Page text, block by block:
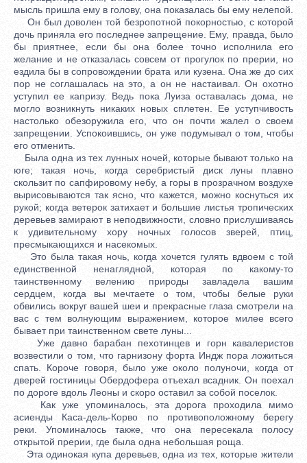
мысль пришла ему в голову, она показалась бы ему нелепой.
Он был доволен той безропотной покорностью, с которой
дочь приняла его последнее запрещение. Ему, правда, было
бы приятнее, если бы она более точно исполнила его
желание и не отказалась совсем от прогулок по прерии, но
ездила бы в сопровождении брата или кузена. Она же до сих
пор не соглашалась на это, а он не настаивал. Он охотно
уступил ее капризу. Ведь пока Луиза оставалась дома, не
могло возникнуть никаких новых сплетен. Ее уступчивость
настолько обезоружила его, что он почти жалел о своем
запрещении. Успокоившись, он уже подумывал о том, чтобы
его отменить.
Была одна из тех лунных ночей, которые бывают только на
юге; такая ночь, когда серебристый диск луны плавно
скользит по сапфировому небу, а горы в прозрачном воздухе
вырисовываются так ясно, что кажется, можно коснуться их
рукой; когда ветерок затихает и большие листья тропических
деревьев замирают в неподвижности, словно прислушиваясь
к удивительному хору ночных голосов зверей, птиц,
пресмыкающихся и насекомых.
Это была такая ночь, когда хочется гулять вдвоем с той
единственной ненаглядной, которая по какому-то
таинственному велению природы завладела вашим
сердцем, когда вы мечтаете о том, чтобы белые руки
обвились вокруг вашей шеи и прекрасные глаза смотрели на
вас с тем волнующим выражением, которое милее всего
бывает при таинственном свете луны...
Уже давно барабан пехотинцев и горн кавалеристов
возвестили о том, что гарнизону форта Индж пора ложиться
спать. Короче говоря, было уже около полуночи, когда от
дверей гостиницы Обердофера отъехал всадник. Он поехал
по дороге вдоль Леоны и скоро оставил за собой поселок.
Как уже упоминалось, эта дорога проходила мимо
асиенды Каса-дель-Корво по противоположному берегу
реки. Упоминалось также, что она пересекала полосу
открытой прерии, где была одна небольшая роща.
Эта одинокая купа деревьев, одна из тех, которые жители